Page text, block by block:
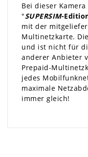
Bei dieser
"SUPERSIM-
mit der
Multinetzkarte.
und ist nicht für
anderer Anbieter
Prepaid-
jedes
maximale
immer gleich!